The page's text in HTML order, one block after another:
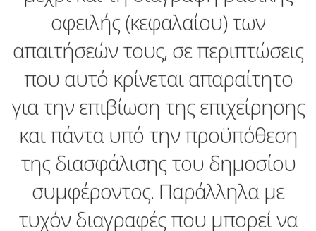
οφειλής (κεφαλαίου) των
απαιτήσεών τους, σε περιπτώσεις
που αυτό κρίνεται απαραίτητο
για την επιβίωση της επιχείρησης
και πάντα υπό την προϋπόθεση
της διασφάλισης του δηµοσίου
συµφέροντος. Παράλληλα με
τυχόν διαγραφές που μπορεί να